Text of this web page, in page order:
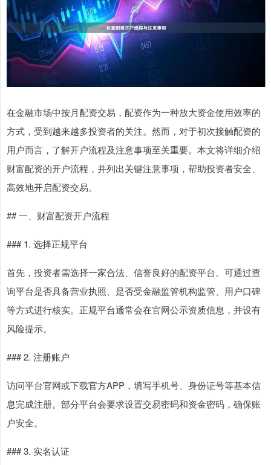
在金融市场中按月配资交易，配资作为一种放大资金使用效率的
方式，受到越来越多投资者的关注。然而，对于初次接触配资的
用户而言，了解开户流程及注意事项至关重要。本文将详细介绍
财富配资的开户流程，并列出关键注意事项，帮助投资者安全、
高效地开启配资交易。
## 一、财富配资开户流程
### 1. 选择正规平台
首先，投资者需选择一家合法、信誉良好的配资平台。可通过查
询平台是否具备营业执照、是否受金融监管机构监管、用户口碑
等方式进行核实。正规平台通常会在官网公示资质信息，并设有
风险提示。
### 2. 注册账户
访问平台官网或下载官方APP，填写手机号、身份证号等基本信
息完成注册。部分平台会要求设置交易密码和资金密码，确保账
户安全。
### 3. 实名认证